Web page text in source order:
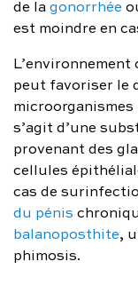
de lagonorrhée
est moindre en
peut favoriser le
microorganismes
s’agit d’une
provenant des
cellules
cas de
du pénis
balanoposthite,
phimosis.